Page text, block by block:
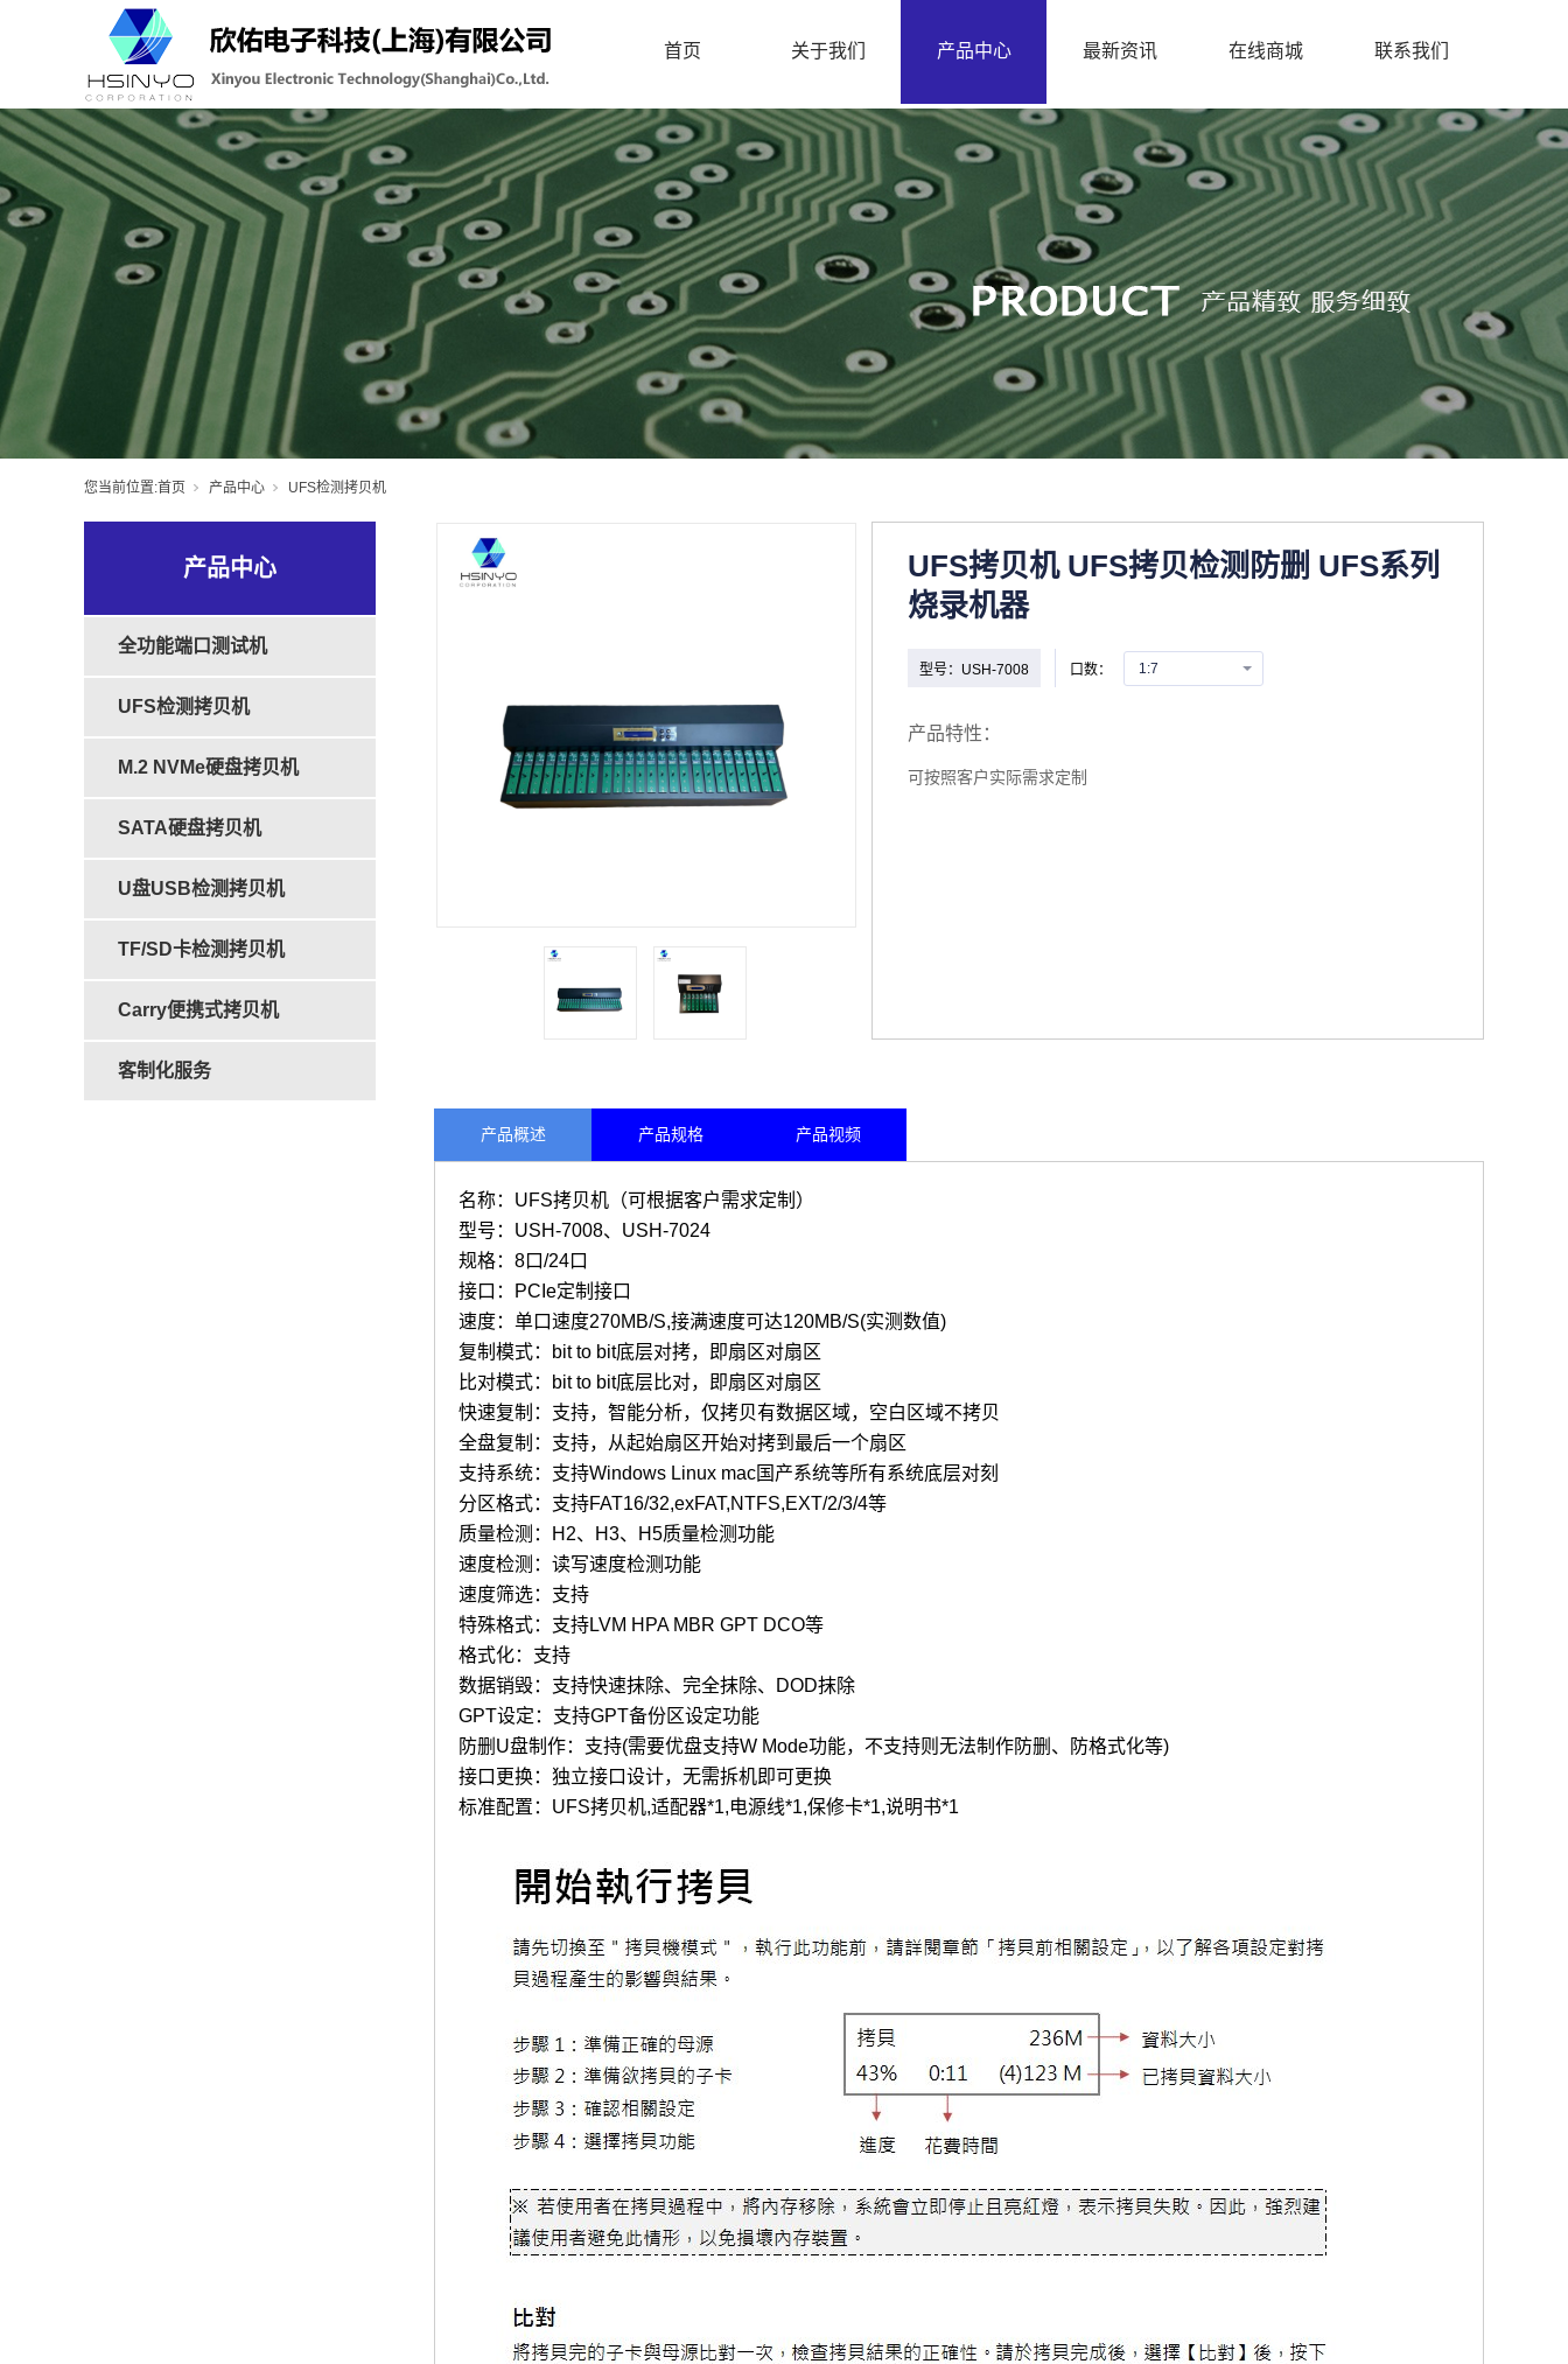
首页 关于我们 产品中心 最新资讯 在线商城 联系我们
您当前位置:首页 产品中心 UFS检测拷贝机
产品中心
全功能端口测试机
UFS检测拷贝机
M.2 NVMe硬盘拷贝机
SATA硬盘拷贝机
U盘USB检测拷贝机
TF/SD卡检测拷贝机
Carry便携式拷贝机
客制化服务
UFS拷贝机 UFS拷贝检测防删 UFS系列
烧录机器
型号： USH-7008 口数： 1:7
产品特性：
可按照客户实际需求定制
产品概述 产品规格 产品视频
名称：UFS拷贝机（可根据客户需求定制）
型号：USH-7008、 USH-7024
规格：8口/24口
接口：PCIe定制接口
速度：单口速度270MB/S,接满速度可达120MB/S(实测数值)
复制模式：bit to bit底层对拷，即扇区对扇区
比对模式：bit to bit底层比对，即扇区对扇区
快速复制：支持，智能分析，仅拷贝有数据区域，空白区域不拷贝
全盘复制：支持，从起始扇区开始对拷到最后一个扇区
支持系统：支持Windows Linux mac国产系统等所有系统底层对刻
分区格式：支持FAT16/32,exFAT,NTFS,EXT/2/3/4等
质量检测：H2、H3、H5质量检测功能
速度检测：读写速度检测功能
速度筛选：支持
特殊格式：支持LVM HPA MBR GPT DCO等
格式化：支持
数据销毁：支持快速抹除、完全抹除、DOD抹除
GPT设定：支持GPT备份区设定功能
防删U盘制作：支持(需要优盘支持W Mode功能，不支持则无法制作防删、防格式化等)
接口更换：独立接口设计，无需拆机即可更换
标准配置：UFS拷贝机,适配器*1,电源线*1,保修卡*1,说明书*1